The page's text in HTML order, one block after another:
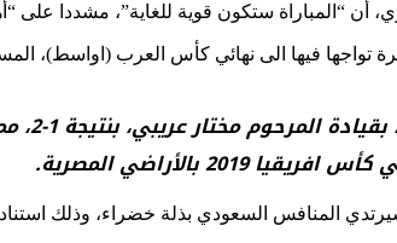
“المباراة ستكون قوية للغاية”، مشددا على
وفي
بالأراضي المصرية.
المنافس السعودي بذلة خضراء، وذلك